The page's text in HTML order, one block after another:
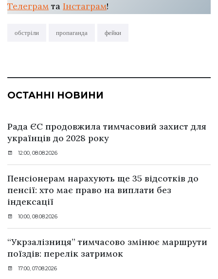
Телеграм та Інстаграм!
обстріли пропаганда фейки
ОСТАННІ НОВИНИ
Рада ЄС продовжила тимчасовий захист для
українців до 2028 року
12:00, 08.08.2026
Пенсіонерам нарахують ще 35 відсотків до
пенсії: хто має право на виплати без
індексації
10:00, 08.08.2026
“Укрзалізниця” тимчасово змінює маршрути
поїздів: перелік затримок
17:00, 07.08.2026